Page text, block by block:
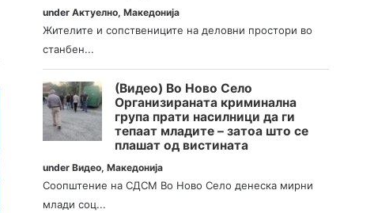
underАктуелно,Македонија
Жителите и сопствениците на деловни простори во
станбен...
(Видео) Во Ново Село
Организираната криминална
група прати насилници да ги
тепаат младите – затоа што се
плашат од вистината
underВидео,Македонија
Соопштение на СДСМ Во Ново Село денеска мирни
млади соц...